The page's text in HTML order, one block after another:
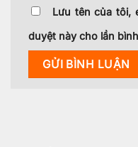
Lưu tên của tôi,
duyệt này cho lần